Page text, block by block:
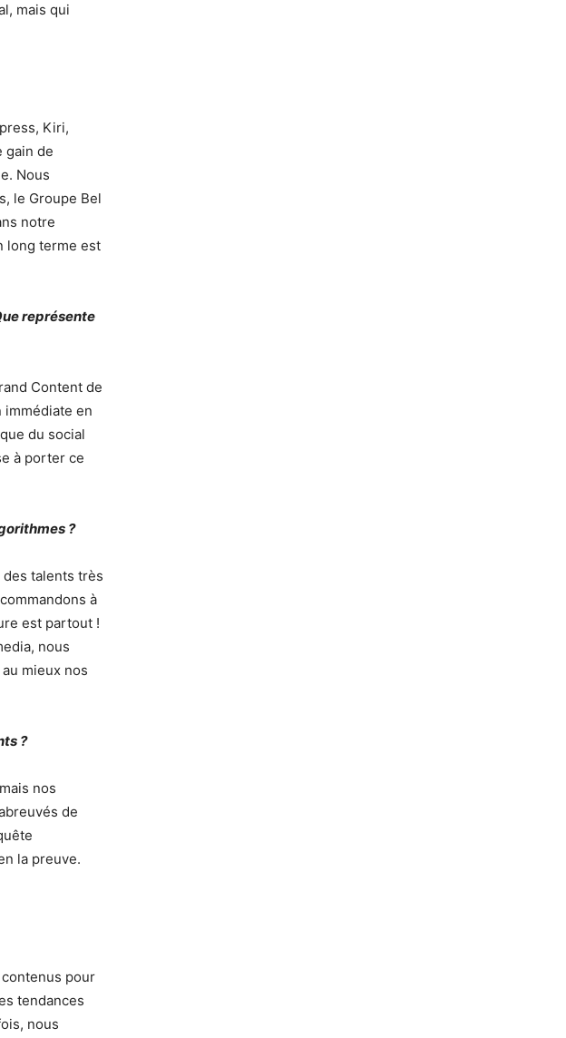
mais qui
Kiri,
gain de
Nous
le Groupe Bel
notre
long terme est
représente
Content de
immédiate en
du social
à porter ce
?
talents très
à
est partout !
nous
mieux nos
?
nos
de
la preuve.
pour
tendances
nous